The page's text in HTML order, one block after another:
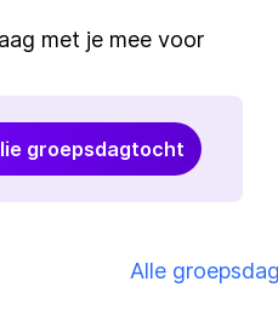
met je mee voor
groepsdagtocht
Alle